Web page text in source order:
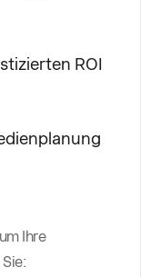
ROI
Ihre